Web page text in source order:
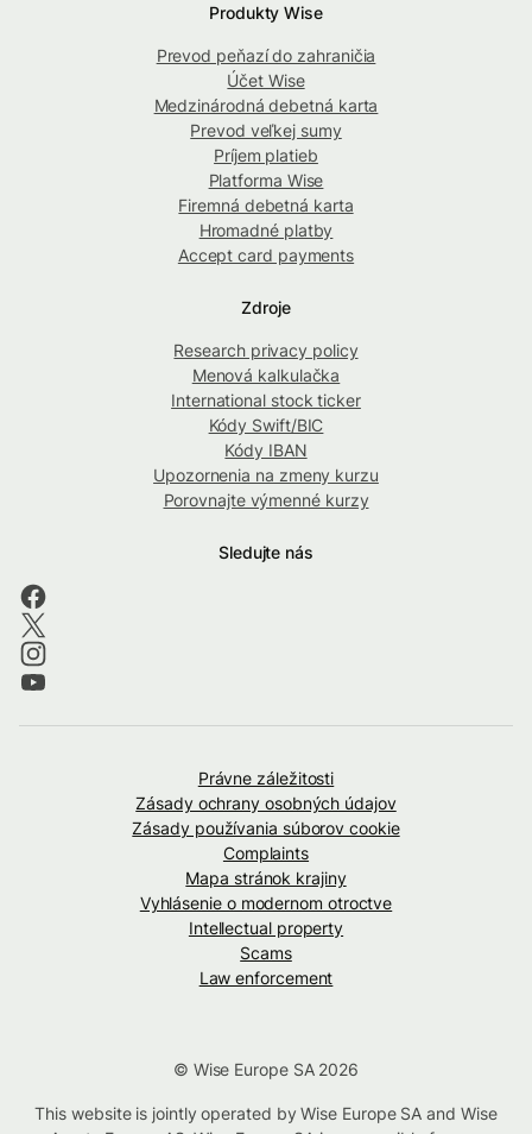
Produkty Wise
Prevod peňazí do zahraničia
Účet Wise
Medzinárodná debetná karta
Prevod veľkej sumy
Príjem platieb
Platforma Wise
Firemná debetná karta
Hromadné platby
Accept card payments
Zdroje
Research privacy policy
Menová kalkulačka
International stock ticker
Kódy Swift/BIC
Kódy IBAN
Upozornenia na zmeny kurzu
Porovnajte výmenné kurzy
Sledujte nás
Právne záležitosti
Zásady ochrany osobných údajov
Zásady používania súborov cookie
Complaints
Mapa stránok krajiny
Vyhlásenie o modernom otroctve
Intellectual property
Scams
Law enforcement
© Wise Europe SA 2026
This website is jointly operated by Wise Europe SA and Wise